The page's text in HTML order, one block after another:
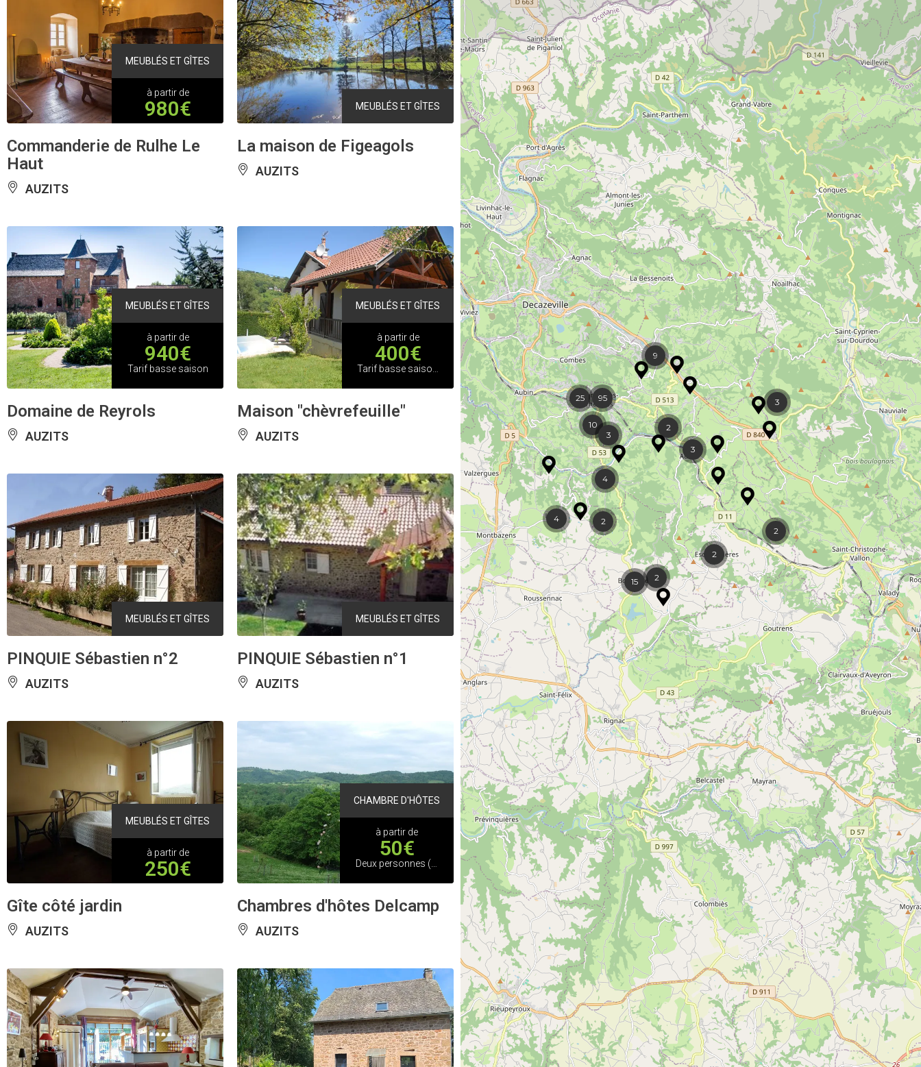
MEUBLÉS ET GÎTES
à partir de
980€
Commanderie de Rulhe Le
Haut
AUZITS
MEUBLÉS ET GÎTES
La maison de Figeagols
AUZITS
MEUBLÉS ET GÎTES
à partir de
940€
Tarif basse saison
Domaine de Reyrols
AUZITS
MEUBLÉS ET GÎTES
à partir de
400€
Maison "chèvrefeuille"
AUZITS
MEUBLÉS ET GÎTES
PINQUIE Sébastien n°2
AUZITS
MEUBLÉS ET GÎTES
PINQUIE Sébastien n°1
AUZITS
MEUBLÉS ET GÎTES
à partir de
250€
Gîte côté jardin
AUZITS
CHAMBRE D'HÔTES
à partir de
50€
Chambres d'hôtes Delcamp
AUZITS
4
2
3
2
2
2
4
2
3
15
9
3
25
10
95